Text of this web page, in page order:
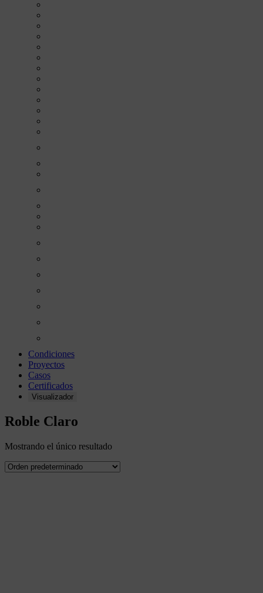
Condiciones
Proyectos
Casos
Certificados
Visualizador
Roble Claro
Mostrando el único resultado